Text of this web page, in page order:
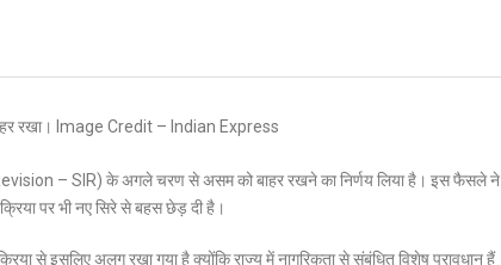
– SIR) के अगले चरण से असम को बाहर रखने का निर्णय लिया है। इस फैसले ने
पर भी नए सिरे से बहस छेड़ दी है।
से इसलिए अलग रखा गया है क्योंकि राज्य में नागरिकता से संबंधित विशेष प्रावधान हैं